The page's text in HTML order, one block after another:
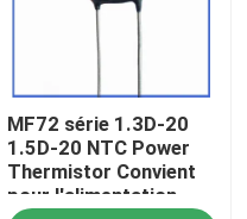
MF72 série 1.3D-20
1.5D-20 NTC Power
Thermistor Convient
pour l'alimentation